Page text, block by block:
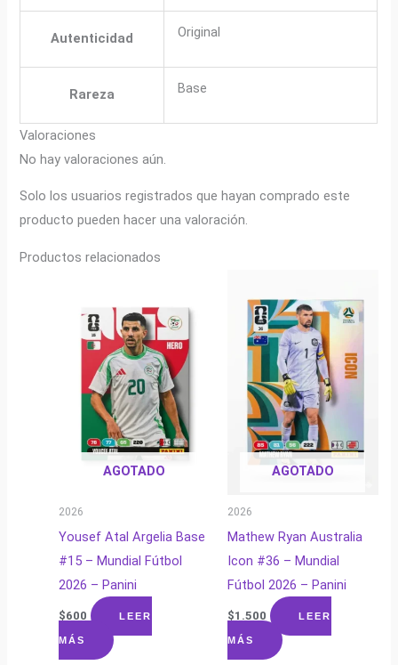
Autenticidad Original
Rareza Base
Valoraciones
No hay valoraciones aún.
Solo los usuarios registrados que hayan comprado este
producto pueden hacer una valoración.
Productos relacionados
AGOTADO
2026
Yousef Atal Argelia Base
#15 – Mundial Fútbol
2026 – Panini
$600 LEER
MÁS
AGOTADO
2026
Mathew Ryan Australia
Icon #36 – Mundial
Fútbol 2026 – Panini
$1.500 LEER
MÁS